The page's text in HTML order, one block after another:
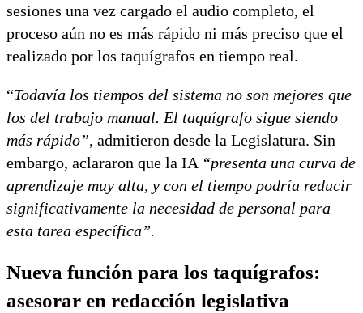
sesiones una vez cargado el audio completo, el
proceso aún no es más rápido ni más preciso que el
realizado por los taquígrafos en tiempo real.
“Todavía los tiempos del sistema no son mejores que
los del trabajo manual. El taquígrafo sigue siendo
más rápido”, admitieron desde la Legislatura. Sin
embargo, aclararon que la IA “presenta una curva de
aprendizaje muy alta, y con el tiempo podría reducir
significativamente la necesidad de personal para
esta tarea específica”.
Nueva función para los taquígrafos:
asesorar en redacción legislativa